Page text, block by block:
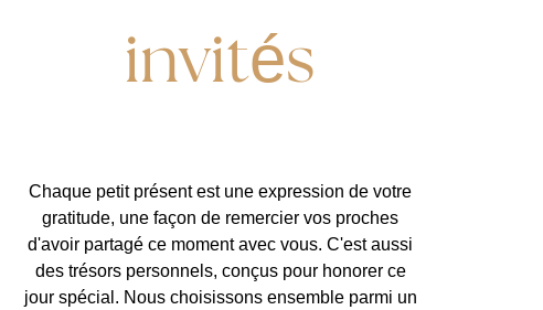
invités
Chaque petit présent est une expression de votre
gratitude, une façon de remercier vos proches
d'avoir partagé ce moment avec vous. C'est aussi
des trésors personnels, conçus pour honorer ce
jour spécial. Nous choisissons ensemble parmi un